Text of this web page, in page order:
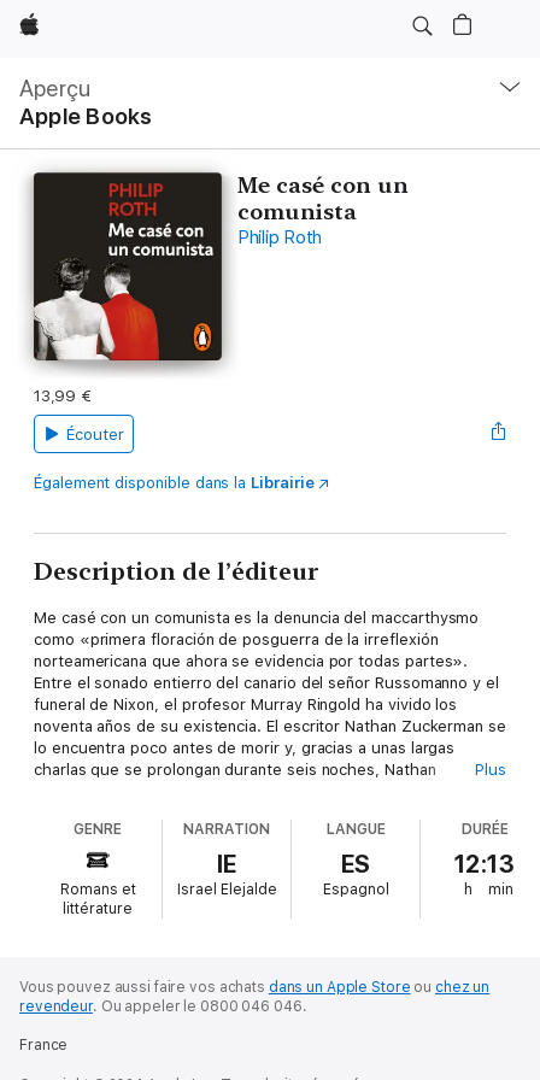
Apple
Aperçu
Apple Books
locale
Ouvrir
menu
Me casé con un
comunista
Philip Roth
13,99 €
Écouter
Également disponible dans la Librairie
Description de l’éditeur
Me casé con un comunista es la denuncia del maccarthysmo
como «primera floración de posguerra de la irreflexión
norteamericana que ahora se evidencia por todas partes».
Entre el sonado entierro del canario del señor Russomanno y el
funeral de Nixon, el profesor Murray Ringold ha vivido los
noventa años de su existencia. El escritor Nathan Zuckerman se
lo encuentra poco antes de morir y, gracias a unas largas
charlas que se prolongan durante seis noches, Nathan
Me casé con un comunista es una denuncia del maccarthysmo,
la sed de poder y la deslealtad que, por escudarse en la patria,
se convierte en un pecado menor. Ahora disponible en formato
audiolibro.
Las mejores obras de Philip Roth para escuchar donde quieras.
«Los idealismos e hipocresías de la posguerra han sido
resucitados de manera brillante.»
Plus
GENRE
Romans et
littérature
NARRATION
IE
Israel Elejalde
LANGUE
ES
Espagnol
DURÉE
12:13
h min
Vous pouvez aussi faire vos achats dans un Apple Store ou chez un
revendeur. Ou appeler le 0800 046 046.
France